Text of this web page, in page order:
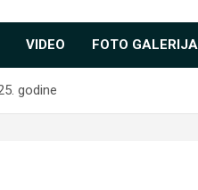
VIDEO FOTO GALERIJA
godine